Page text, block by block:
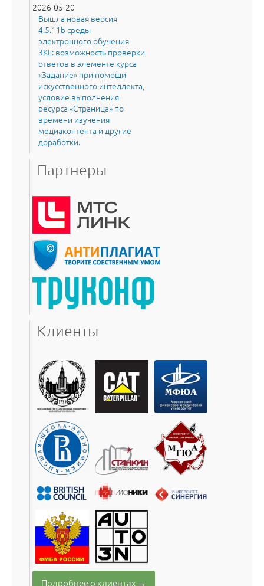
2026-05-20
Вышла новая версия
4.5.11b среды
электронного обучения
3KL: возможность проверки
ответов в элементе курса
«Задание» при помощи
искусственного интеллекта,
условие выполнения
ресурса «Страница» по
времени изучения
медиаконтента и другие
доработки.
Партнеры
Клиенты
Подробнее о клиентах →